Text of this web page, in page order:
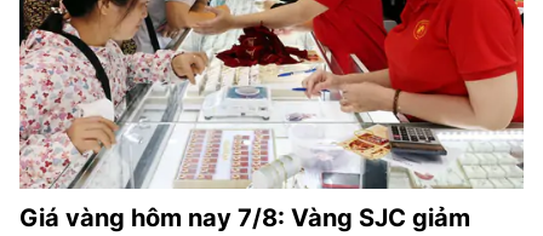
Giá vàng hôm nay 7/8: Vàng SJC giảm